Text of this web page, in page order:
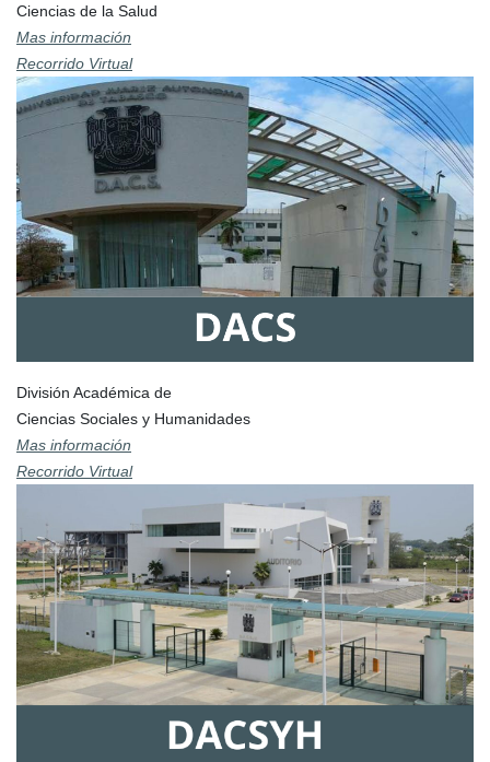
Ciencias de la Salud
Mas información
Recorrido Virtual
División Académica de
Ciencias Sociales y Humanidades
Mas información
Recorrido Virtual